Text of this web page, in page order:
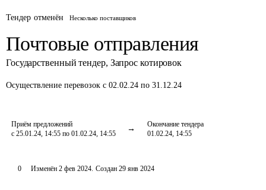
Тендер отменён Несколько поставщиков
Почтовые отправления
Государственный тендер, Запрос котировок
Осуществление перевозок с 02.02.24 по 31.12.24
Приём предложений
с 25.01.24, 14:55 по 01.02.24, 14:55
Окончание тендера
01.02.24, 14:55
0 Изменён 2 фев 2024. Создан 29 янв 2024